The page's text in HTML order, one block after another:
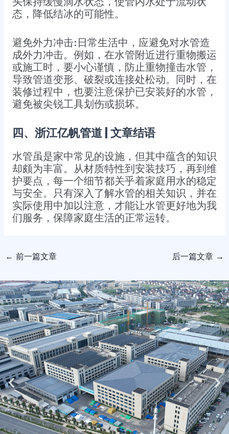
态，降低结冰的可能性。
避免外力冲击:日常生活中，应避免对水管造
成外力冲击。例如，在水管附近进行重物搬运
或施工时，要小心谨慎，防止重物撞击水管，
导致管道变形、破裂或连接处松动。同时，在
装修过程中，也要注意保护已安装好的水管，
避免被尖锐工具划伤或损坏。
四、浙江亿帆管道 | 文章结语
水管虽是家中常见的设施，但其中蕴含的知识
却颇为丰富。从材质特性到安装技巧，再到维
护要点，每一个细节都关乎着家庭用水的稳定
与安全。只有深入了解水管的相关知识，并在
实际使用中加以注意，才能让水管更好地为我
们服务，保障家庭生活的正常运转。
← 前一篇文章 后一篇文章 →
Previous
slide